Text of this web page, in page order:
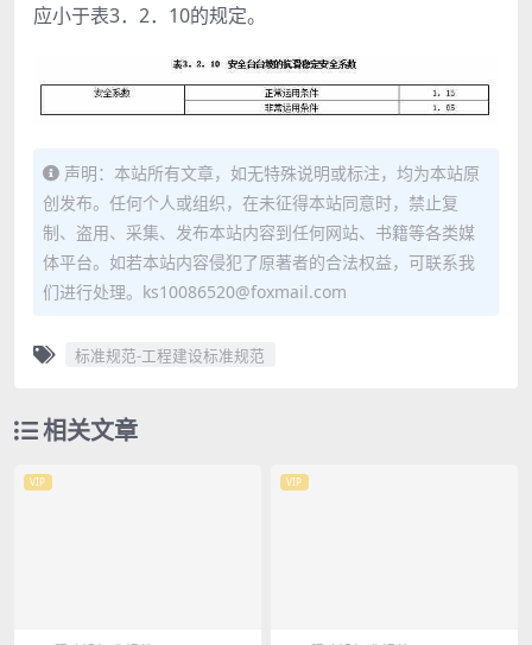
应小于表3．2．10的规定。
声明：本站所有文章，如无特殊说明或标注，均为本站原
创发布。任何个人或组织，在未征得本站同意时，禁止复
制、盗用、采集、发布本站内容到任何网站、书籍等各类媒
体平台。如若本站内容侵犯了原著者的合法权益，可联系我
们进行处理。ks10086520@foxmail.com
标准规范-工程建设标准规范
相关文章
VIP VIP